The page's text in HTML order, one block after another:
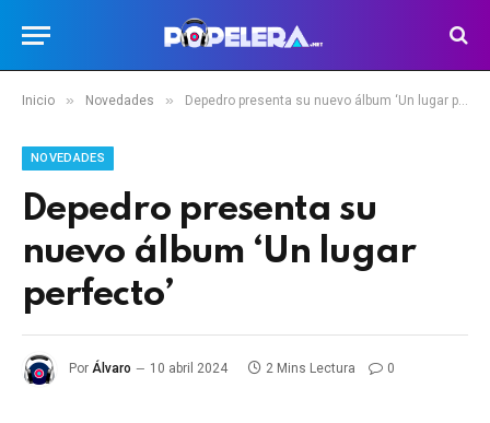
Inicio » Novedades » Depedro presenta su nuevo álbum ‘Un lugar perfecto’
NOVEDADES
Depedro presenta su
nuevo álbum ‘Un lugar
perfecto’
Por Álvaro 10 abril 2024 2 Mins Lectura 0